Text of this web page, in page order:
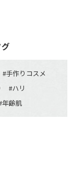
#手作りコスメ
#ハリ
年齢肌